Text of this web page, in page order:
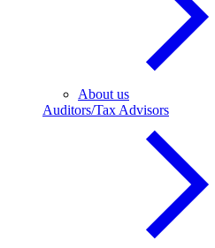
About us
Auditors/Tax Advisors